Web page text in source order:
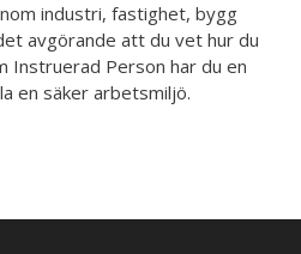
industri, fastighet, bygg
avgörande att du vet hur du
Instruerad Person har du en
en säker arbetsmiljö.